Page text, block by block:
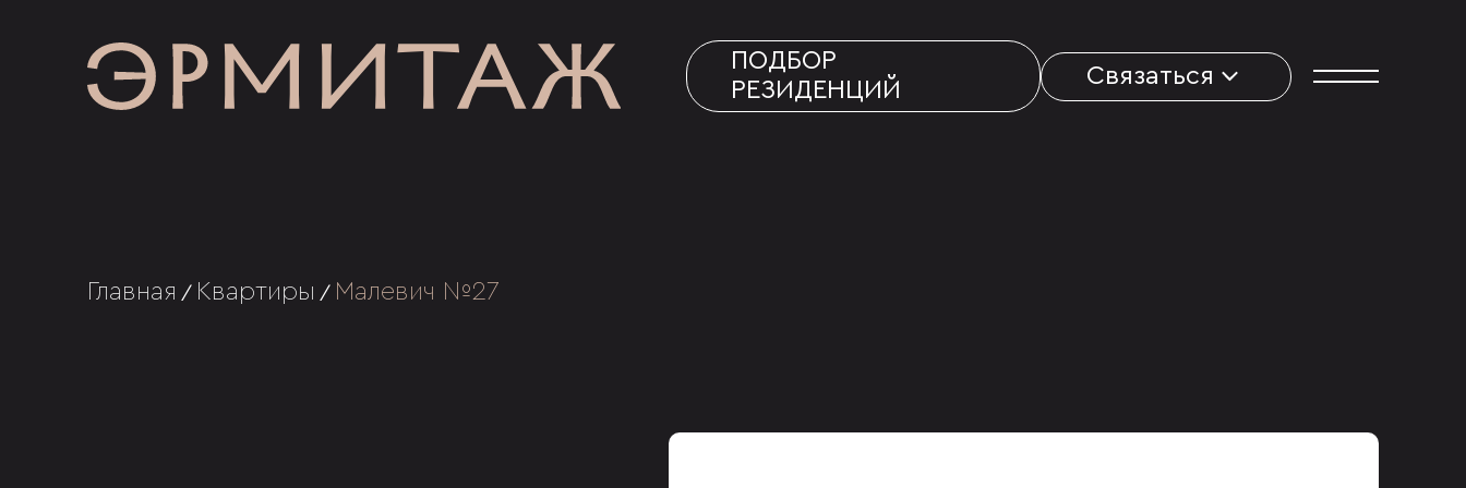
ПОДБОР
РЕЗИДЕНЦИЙ
Связаться
Главная / Квартиры / Малевич №27